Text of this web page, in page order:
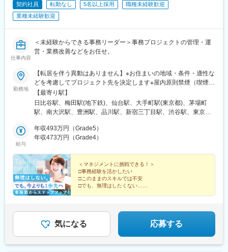
後は以下の業務等、幅広いご経験を積むことができます。
将来的に「財務のプロ」としてJR東日本グループ全体の財務基盤
を整え、グループ経営に貢献して頂きたいと考えています。
資料作成を含む）
◇JR東日本グループの新規施策、大規模開発プロジェクト、グル
◇JR東日本グループ全体の資金管理業務
◇グループ共通の経理システムの将来構想策定、開発、稼働後の
サポート 等
■就業環境：
月平均残業20時間、繁忙期30～40時間ほど（所定労働時間7時間
40分）、フレックスタイム制活用、リモートワーク制度有とワー
クライフバランスも整えやすい環境です。
当社はJR東日本およびグループ会社等の経理財務の業務受託企業
です。所属するJR東日本グループは鉄道を中心とした運輸事業だ
けでなく、流通・サービス、不動産・ホテル事業等幅広い事業を
展開しています。地域の皆様のインフラとしての機能だけでな
く、生活に根付いた幅広いサービスを展開しています。
変更の範囲：会社の定める業務
契約社員 転勤なし 5名以上採用
職種未経験歓迎
業種未経験歓迎
仕事内容
＜未経験からできる事務リーダー＞事務プロジェクトの管理・運
営・業務改善などをお任せ。
勤務地
【転居を伴う異動はありません】※お住まいの地域・条件・適性な
どを考慮してプロジェクト先を決定します※屋内原則禁煙（喫煙室
あり）【勤務地エリア】■関東圏：東京都（23区・23区外）／神
奈川県／埼玉県／千葉県■その他：大阪／仙台【本社】・東京都千
代田区有楽町1-13-1 第一生命日比谷ファースト（14階、19・20
ワーズノース32F・宮城県仙台市青葉区花京院１丁目2-3（プロジ
ェクト先の住所は上記事業所の住所とは異なる場合があります）--
社およびすべての事業所※リモートワークを許可された場合は自宅
またはサテライトオフィス※サテライトオフィスの有無はエリアに
よって異なります※事業所の変更を伴わずに、出張を命じることが
あります
【最寄り駅】
日比谷駅、梅田駅(地下鉄)、仙台駅、大手町駅(東京都)、茅場町
駅、南大沢駅、豊洲駅、品川駅、新宿三丁目駅、渋谷駅、東京
都)、新橋駅、有楽町駅、芝浦ふ頭駅、目黒駅、大崎駅、神田駅(東
京都)、御茶ノ水駅、飯田橋駅、四ツ谷駅、市ケ谷駅、高田馬場
都)、六本木駅、青山一丁目駅、中目黒駅、二子玉川駅、錦糸町
駅、東陽町駅、立会川駅、東北沢駅、成城学園前駅、荻窪駅、立
川北駅、調布駅、新高島駅、京急川崎駅、溝の口駅、日吉駅(神奈
川県)、浦和駅、京成成田駅、淀屋橋駅、高槻駅、あおば通駅、大
阪梅田駅(阪神線)、竹橋駅、北品川駅、新宿駅(東京メトロ)、神泉
上野広小路駅、秋葉原駅、汐留駅、大崎広小路駅、新日本橋駅、
新御茶ノ水駅、水道橋駅、麹町駅、西早稲田駅、三越前駅、銀座
駅、溜池山王駅、六本木一丁目駅、外苑前駅、祐天寺駅、二子新
給与
年収493万円（Grade5）
年収473万円（Grade4）
＜マネジメントに挑戦できる！＞
□事務経験を活かしたい
□このままのスキルでは不安
□でも、無理はしたくない…
気になる 応募する